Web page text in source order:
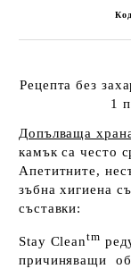
Рецепта без
1
Допълваща
камък са често
Апетитните,
зъбна хигиена
съставки:
Stay Cleantm
причиняващи